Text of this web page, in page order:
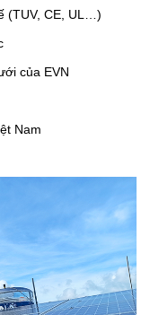
(TUV, CE, UL…)
của EVN
Nam